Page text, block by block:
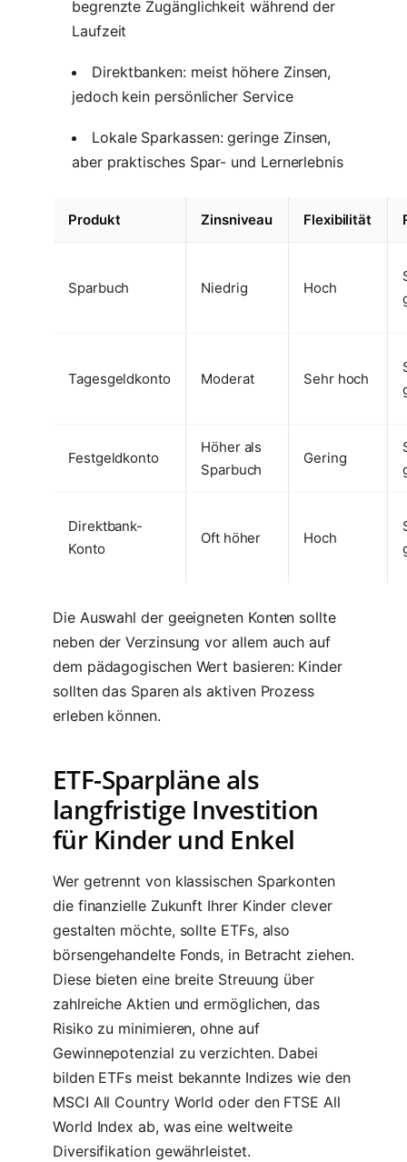
begrenzte Zugänglichkeit während der
Laufzeit
Direktbanken: meist höhere Zinsen,
jedoch kein persönlicher Service
Lokale Sparkassen: geringe Zinsen,
aber praktisches Spar- und Lernerlebnis
Produkt Zinsniveau Flexibilität
Sparbuch Niedrig Hoch
Tagesgeldkonto Moderat Sehr hoch
Festgeldkonto
Höher als
Sparbuch
Gering
Direktbank-
Konto
Oft höher Hoch
Die Auswahl der geeigneten Konten sollte
neben der Verzinsung vor allem auch auf
dem pädagogischen Wert basieren: Kinder
sollten das Sparen als aktiven Prozess
erleben können.
ETF-Sparpläne als
langfristige Investition
für Kinder und Enkel
Wer getrennt von klassischen Sparkonten
die finanzielle Zukunft Ihrer Kinder clever
gestalten möchte, sollte ETFs, also
börsengehandelte Fonds, in Betracht ziehen.
Diese bieten eine breite Streuung über
zahlreiche Aktien und ermöglichen, das
Risiko zu minimieren, ohne auf
Gewinnepotenzial zu verzichten. Dabei
bilden ETFs meist bekannte Indizes wie den
MSCI All Country World oder den FTSE All
World Index ab, was eine weltweite
Diversifikation gewährleistet.